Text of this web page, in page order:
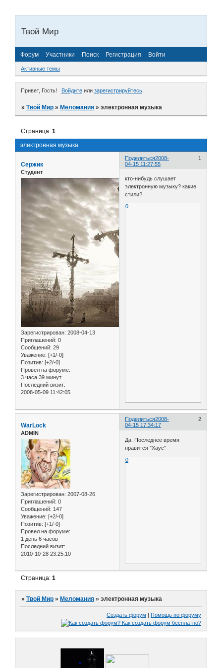
Твой Мир
Форум Участники Поиск Регистрация Войти
Активные темы
Привет, Гость! Войдитеили зарегистрируйтесь.
»Твой Мир »Меломания »электронная музыка
электронная музыка
Страница:1
Поделиться 1
2008-
04-15 11:27:55
Сержик
Студент
Зарегистрирован: 2008-04-13
Приглашений: 0
Сообщений: 29
Уважение: [+1/-0]
Позитив: [+2/-0]
Провел на форуме:
3 часа 39 минут
Последний визит:
2008-05-09 11:42:05
кто-нибудь слушает
электронную музыку? какие
стили?
0
Поделиться 2
2008-
04-15 17:34:17
WarLock
ADMIN
Зарегистрирован: 2007-08-26
Приглашений: 0
Сообщений: 147
Уважение: [+2/-0]
Позитив: [+1/-0]
Провел на форуме:
1 день 6 часов
Последний визит:
2010-10-28 23:25:10
Да. Последнее время
нравится "Хаус"
0
Страница:1
»Твой Мир » Меломания »электронная музыка
Создать форум | Помощь по форуму